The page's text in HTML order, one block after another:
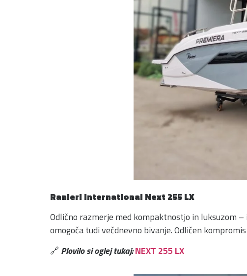
Ranieri International Next 255 LX
Odlično razmerje med kompaktnostjo in luksuzom
omogoča tudi večdnevno bivanje. Odličen
🔗 Plovilo si oglej tukaj:NEXT 255 LX